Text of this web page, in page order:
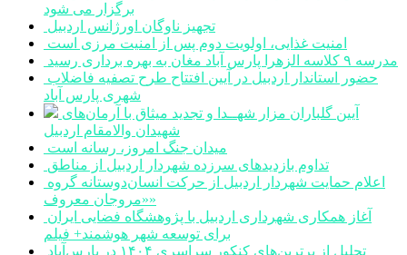
برگزار می شود
تجهیز ناوگان اورژانس اردبیل
امنیت غذایی، اولویت دوم پس از امنیت مرزی است
مدرسه ۹ کلاسه الزهرا پارس آباد مغان به بهره برداری رسید
شهری پارس آباد
شهیدان والامقام اردبیل
میدان جنگ امروز، رسانه است
تداوم بازدیدهای سرزده شهردار اردبیل از مناطق
«مروجان معروف»
برای توسعه شهر هوشمند+ فیلم